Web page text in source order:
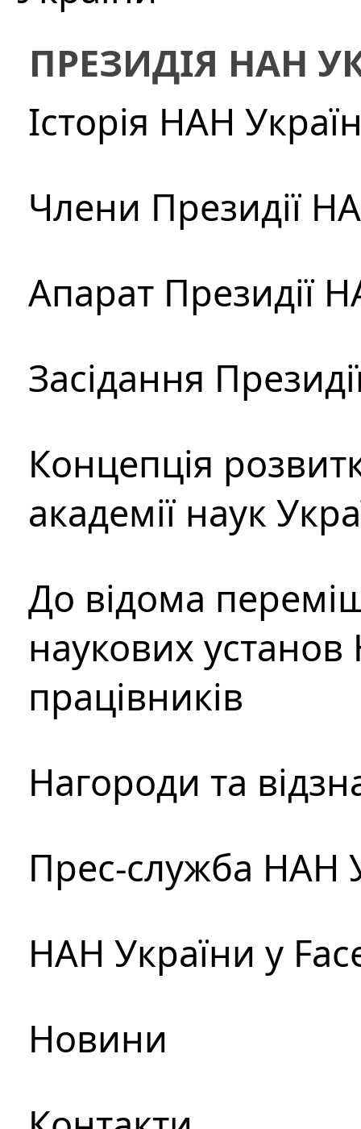
ПРЕЗИДІЯ НАН
Історія НАН
Члени Президії
Апарат Президії
Засідання
Концепція
академії наук
До відома
наукових установ
працівників
Нагороди та
Прес-служба НАН
НАН України у
Новини